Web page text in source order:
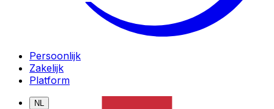
Persoonlijk
Zakelijk
Platform
NL